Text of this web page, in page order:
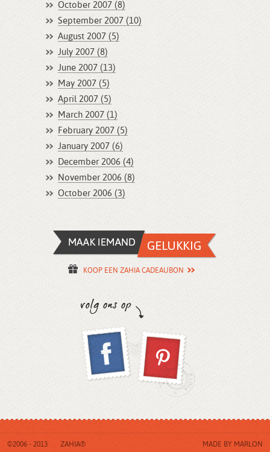
October 2007 (8)
September 2007 (10)
August 2007 (5)
July 2007 (8)
June 2007 (13)
May 2007 (5)
April 2007 (5)
March 2007 (1)
February 2007 (5)
January 2007 (6)
December 2006 (4)
November 2006 (8)
October 2006 (3)
KOOP EEN ZAHIA CADEAUBON
©2006 - 2013 ZAHIA® MADE BY MARLON